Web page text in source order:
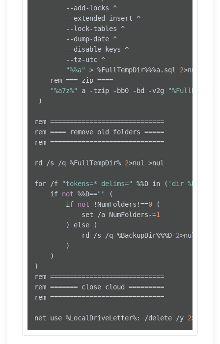
"%%a"
> %FullTempDir%%%a.sql 2>nul
"%a7z%"
a -tzip -bb0 -bd -v2g
)
rem =============================
rem ==== remove old folders =====
rem =============================
rd /s /q %FullTempDir% 2>nul >nul
for /f "tokens=* delims=" %%D in ( 'dir
	if
not %%D==""
(
		if
not !NumFolders!==0 (
			set /a NumFolders-=
1
			rd /s /q %BackupDir%%%D
2>nul >nul
)
rem =============================
rem ======= close cloud =========
rem =============================
net use %LocalDriveLetter%: /delete /y 2>nul